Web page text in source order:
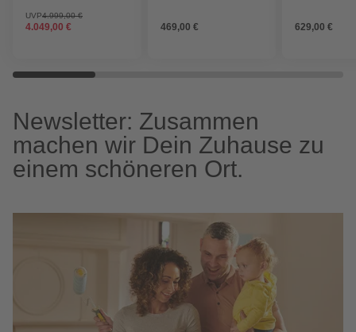
UVP4.999,00 €
4.049,00 € 469,00 €
629,00 €
Newsletter: Zusammen
machen wir Dein Zuhause zu
einem schöneren Ort.